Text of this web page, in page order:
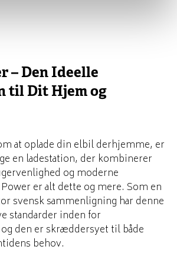
– Den Ideelle
til Dit Hjem og
at oplade din elbil derhjemme, er
en ladestation, der kombinerer
og moderne
er alt dette og mere. Som en
svensk sammenligning har denne
standarder inden for
den er skræddersyet til både
behov.